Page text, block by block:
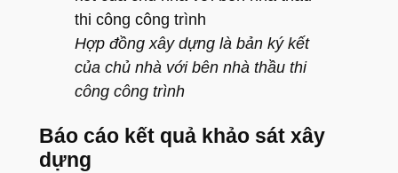
Hợp đồng xây dựng là bản ký kết
của chủ nhà với bên nhà thầu thi
công công trình
Báo cáo kết quả khảo sát xây
dựng